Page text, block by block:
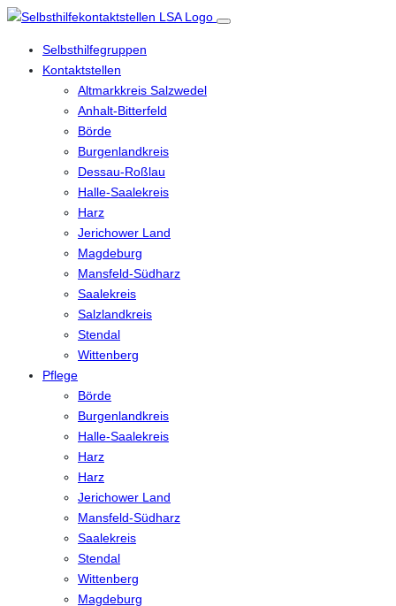
Selbsthilfegruppen
Kontaktstellen
Altmarkkreis Salzwedel
Anhalt-Bitterfeld
Börde
Burgenlandkreis
Dessau-Roßlau
Halle-Saalekreis
Harz
Jerichower Land
Magdeburg
Mansfeld-Südharz
Saalekreis
Salzlandkreis
Stendal
Wittenberg
Pflege
Börde
Burgenlandkreis
Halle-Saalekreis
Harz
Harz
Jerichower Land
Mansfeld-Südharz
Saalekreis
Stendal
Wittenberg
Magdeburg